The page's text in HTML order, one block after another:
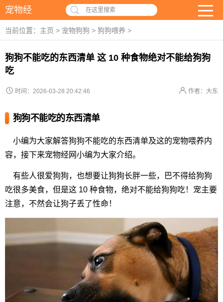
宠物经 在这里搜索
当前位置： 主页 > 宠物狗狗 > 狗狗喂养 >
狗狗不能吃的东西清单 这 10 种食物绝对不能给狗狗
吃
时间：2026-03-28 20:42:46 作者：大东
狗狗不能吃的东西清单
小编为大家解答狗狗不能吃的东西清单及这的宠物喂养内
容，接下来宠物经网小编为大家介绍。
有些人很爱狗狗，也想要让狗狗长胖一些，巴不得给狗狗
吃很多美食，但是这 10 种食物，绝对不能给狗狗吃！宠主要
注意，不然会让狗子丢了性命！